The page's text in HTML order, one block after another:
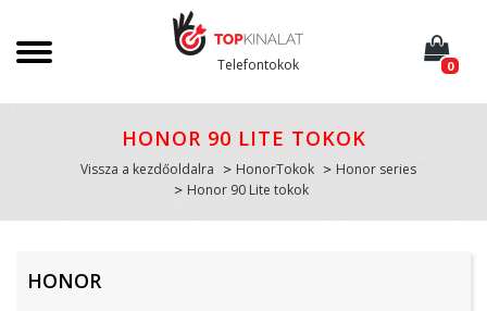
Telefontokok 0
HONOR 90 LITE TOKOK
Vissza a kezdőoldalra HonorTokok
Honor series
Honor 90 Lite tokok
HONOR